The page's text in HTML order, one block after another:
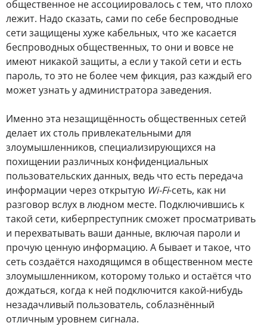
общественное не ассоциировалось с тем, что плохо
лежит. Надо сказать, сами по себе беспроводные
сети защищены хуже кабельных, что же касается
беспроводных общественных, то они и вовсе не
имеют никакой защиты, а если у такой сети и есть
пароль, то это не более чем фикция, раз каждый его
может узнать у администратора заведения.
Именно эта незащищённость общественных сетей
делает их столь привлекательными для
злоумышленников, специализирующихся на
похищении различных конфиденциальных
пользовательских данных, ведь что есть передача
информации через открытую Wi-Fi-сеть, как ни
разговор вслух в людном месте. Подключившись к
такой сети, киберпреступник сможет просматривать
и перехватывать ваши данные, включая пароли и
прочую ценную информацию. А бывает и такое, что
сеть создаётся находящимся в общественном месте
злоумышленником, которому только и остаётся что
дождаться, когда к ней подключится какой-нибудь
незадачливый пользователь, соблазнённый
отличным уровнем сигнала.